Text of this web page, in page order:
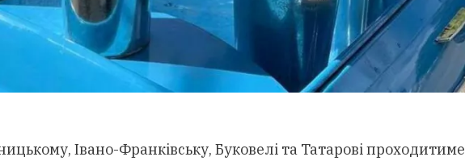
Івано-Франківську, Буковелі та Татарові проходитиме